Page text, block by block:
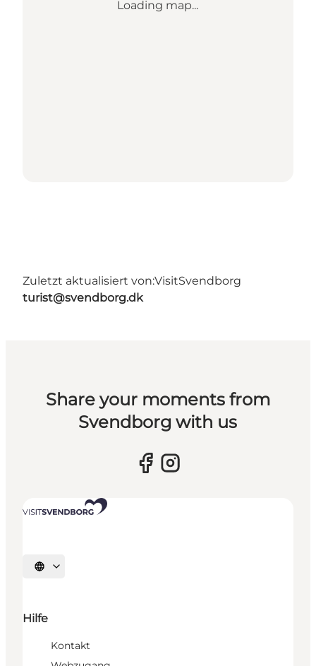
Loading map...
Zuletzt aktualisiert von:VisitSvendborg
turist@svendborg.dk
Share your moments from
Svendborg with us
Sprache auswählen
Hilfe
Kontakt